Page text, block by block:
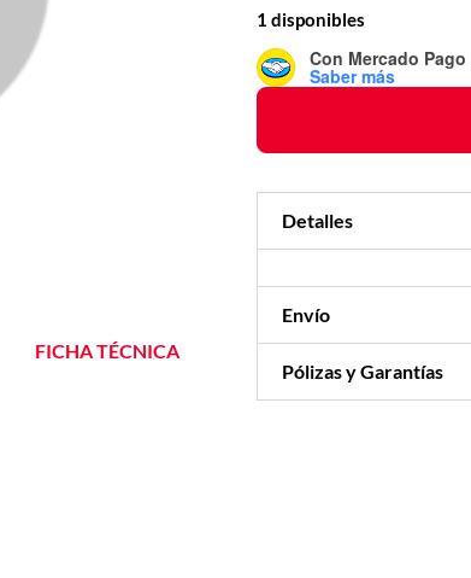
FICHA TÉCNICA
1 disponibles
Con Mercado Pago
Saber más
Detalles
Envío
Pólizas y Garantías